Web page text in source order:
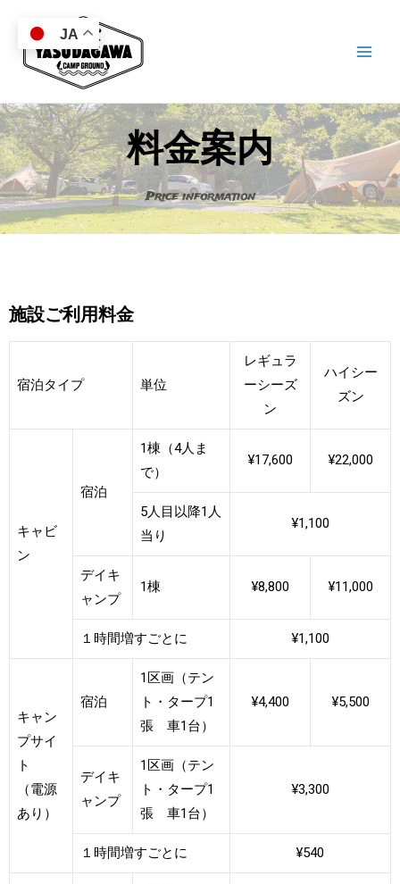
料金案内
Price information
施設ご利用料金
宿泊タイプ 単位
レギュラ
ーシーズ
ン
ハイシー
ズン
キャビ
ン
宿泊
1棟（4人ま
で）
¥17,600 ¥22,000
5人目以降1人
当り
¥1,100
デイキ
ャンプ
1棟 ¥8,800 ¥11,000
１時間増すごとに ¥1,100
キャン
プサイ
ト
（電源
あり）
宿泊
1区画（テン
ト・タープ1
張 車1台）
¥4,400 ¥5,500
デイキ
ャンプ
1区画（テン
ト・タープ1
張 車1台）
¥3,300
１時間増すごとに ¥540
JA